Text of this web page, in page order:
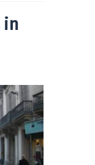
in